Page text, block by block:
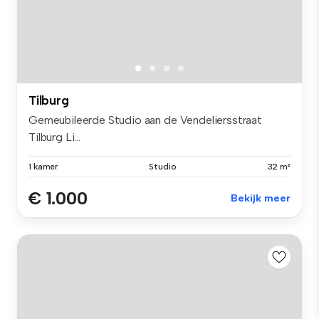
Tilburg
Gemeubileerde Studio aan de Vendeliersstraat
Tilburg Li...
1 kamer Studio 32 m²
€ 1.000 Bekijk meer